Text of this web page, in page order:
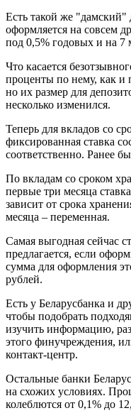
Есть такой же
оформляется на совсем
под 0,5% годовых и на 7
Что касается
проценты по нему, как и
но их размер для
несколько изменился.
Теперь для вкладов со
фиксированная ставка
соответственно. Ранее
По вкладам со сроком
первые три месяца
зависит от срока
месяца – переменная.
Самая выгодная сейчас
предлагается, если
сумма для оформления
рублей.
Есть у Беларусбанка и
чтобы подобрать
изучить информацию,
этого финучреждения,
контакт-центр.
Остальные банки
на схожих условиях.
колеблются от 0,1% до